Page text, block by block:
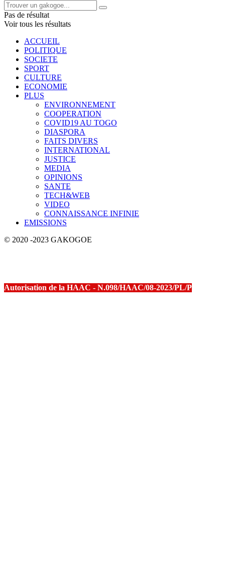
Pas de résultat
Voir tous les résultats
ACCUEIL
POLITIQUE
SOCIETE
SPORT
CULTURE
ECONOMIE
PLUS
ENVIRONNEMENT
COOPERATION
COVID19 AU TOGO
DIASPORA
FAITS DIVERS
INTERNATIONAL
JUSTICE
MEDIA
OPINIONS
SANTE
TECH&WEB
VIDEO
CONNAISSANCE INFINIE
EMISSIONS
© 2020 -2023 GAKOGOE
Autorisation de la HAAC - N.098/HAAC/08-2023/PL/P